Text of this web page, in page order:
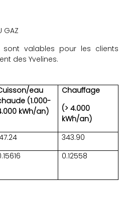
GAZ
valables pour les clients
des Yvelines.
eau
(1.000-
kWh/an)
Chauffage
(> 4.000
kWh/an)
343.90
0.12558